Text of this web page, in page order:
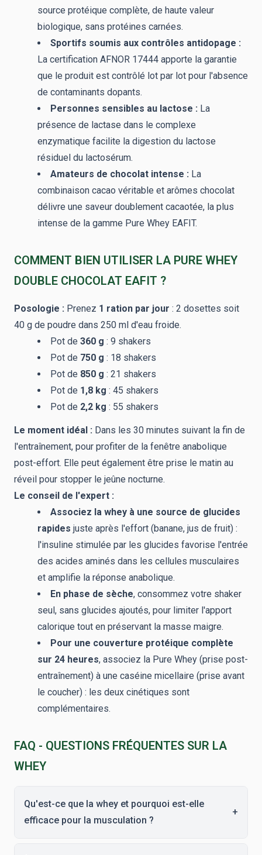
source protéique complète, de haute valeur
biologique, sans protéines carnées.
Sportifs soumis aux contrôles antidopage :
La certification AFNOR 17444 apporte la garantie
que le produit est contrôlé lot par lot pour l'absence
de contaminants dopants.
Personnes sensibles au lactose : La
présence de lactase dans le complexe
enzymatique facilite la digestion du lactose
résiduel du lactosérum.
Amateurs de chocolat intense : La
combinaison cacao véritable et arômes chocolat
délivre une saveur doublement cacaotée, la plus
intense de la gamme Pure Whey EAFIT.
COMMENT BIEN UTILISER LA PURE WHEY
DOUBLE CHOCOLAT EAFIT ?
Posologie : Prenez 1 ration par jour : 2 dosettes soit
40 g de poudre dans 250 ml d'eau froide.
Pot de 360 g : 9 shakers
Pot de 750 g : 18 shakers
Pot de 850 g : 21 shakers
Pot de 1,8 kg : 45 shakers
Pot de 2,2 kg : 55 shakers
Le moment idéal : Dans les 30 minutes suivant la fin de
l'entraînement, pour profiter de la fenêtre anabolique
post-effort. Elle peut également être prise le matin au
réveil pour stopper le jeûne nocturne.
Le conseil de l'expert :
Associez la whey à une source de glucides
rapides juste après l'effort (banane, jus de fruit) :
l'insuline stimulée par les glucides favorise l'entrée
des acides aminés dans les cellules musculaires
et amplifie la réponse anabolique.
En phase de sèche, consommez votre shaker
seul, sans glucides ajoutés, pour limiter l'apport
calorique tout en préservant la masse maigre.
Pour une couverture protéique complète
sur 24 heures, associez la Pure Whey (prise post-
entraînement) à une caséine micellaire (prise avant
le coucher) : les deux cinétiques sont
complémentaires.
FAQ - QUESTIONS FRÉQUENTES SUR LA
WHEY
Qu'est-ce que la whey et pourquoi est-elle
efficace pour la musculation ?
+